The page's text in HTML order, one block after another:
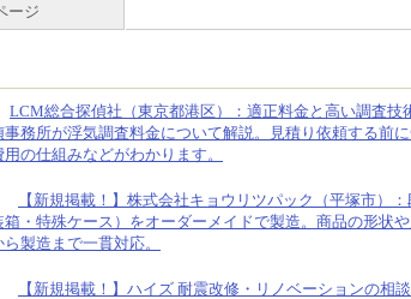
ージ
LCM総合探偵社（東京都港区）：適正料金と高い調査技
事務所が浮気調査料金について解説。見積り依頼する前
の仕組みなどがわかります。
【新規掲載！】株式会社キョウリツパック（平塚市）
箱・特殊ケース）をオーダーメイドで製造。商品の形状
製造まで一貫対応。
【新規掲載！】ハイズ 耐震改修・リノベーションの相